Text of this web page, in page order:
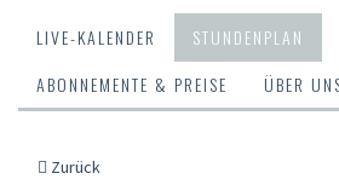
LIVE-KALENDER STUNDENPLAN
ABONNEMENTE & PREISE
ÜBER
Zurück